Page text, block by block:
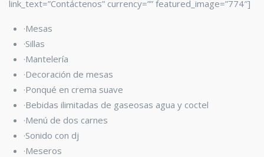
link_text=”Contáctenos” currency=”” featured_image=”774″]
·Mesas
·Sillas
·Mantelería
·Decoración de mesas
·Ponqué en crema suave
·Bebidas ilimitadas de gaseosas agua y coctel
·Menú de dos carnes
·Sonido con dj
·Meseros